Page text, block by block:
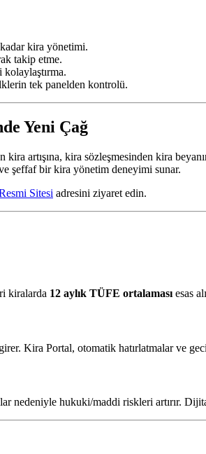
kira yönetimi.
takip etme.
tek panelden kontrolü.
Yeni Çağ
artışına, kira sözleşmesinden kira
şeffaf bir kira yönetim deneyimi sunar.
Sitesi adresini ziyaret edin.
kiralarda 12 aylık TÜFE ortalaması esas
Kira Portal, otomatik hatırlatmalar ve
nedeniyle hukuki/maddi riskleri artırır.